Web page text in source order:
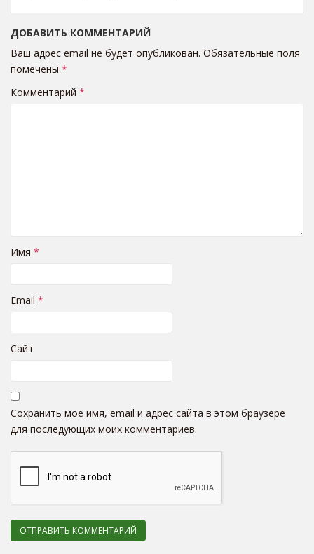
ДОБАВИТЬ КОММЕНТАРИЙ
Ваш адрес email не будет опубликован. Обязательные поля
помечены *
Комментарий *
Имя *
Email *
Сайт
Сохранить моё имя, email и адрес сайта в этом браузере
для последующих моих комментариев.